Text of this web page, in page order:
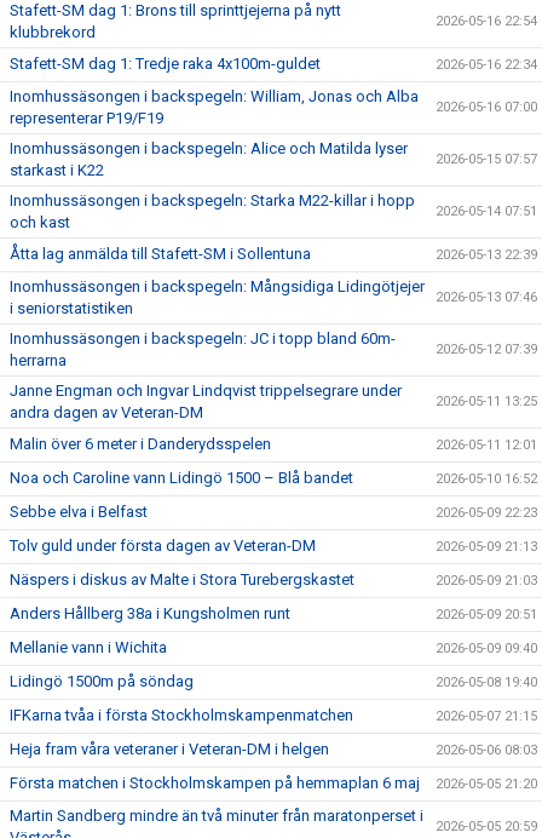
Stafett-SM dag 1: Brons till sprinttjejerna på nytt
klubbrekord
2026-05-16 22:54
Stafett-SM dag 1: Tredje raka 4x100m-guldet 2026-05-16 22:34
Inomhussäsongen i backspegeln: William, Jonas och Alba
representerar P19/F19
2026-05-16 07:00
Inomhussäsongen i backspegeln: Alice och Matilda lyser
starkast i K22
2026-05-15 07:57
Inomhussäsongen i backspegeln: Starka M22-killar i hopp
och kast
2026-05-14 07:51
Åtta lag anmälda till Stafett-SM i Sollentuna 2026-05-13 22:39
Inomhussäsongen i backspegeln: Mångsidiga Lidingötjejer
i seniorstatistiken
2026-05-13 07:46
Inomhussäsongen i backspegeln: JC i topp bland 60m-
herrarna
2026-05-12 07:39
Janne Engman och Ingvar Lindqvist trippelsegrare under
andra dagen av Veteran-DM
2026-05-11 13:25
Malin över 6 meter i Danderydsspelen 2026-05-11 12:01
Noa och Caroline vann Lidingö 1500 – Blå bandet 2026-05-10 16:52
Sebbe elva i Belfast 2026-05-09 22:23
Tolv guld under första dagen av Veteran-DM 2026-05-09 21:13
Näspers i diskus av Malte i Stora Turebergskastet 2026-05-09 21:03
Anders Hållberg 38a i Kungsholmen runt 2026-05-09 20:51
Mellanie vann i Wichita 2026-05-09 09:40
Lidingö 1500m på söndag 2026-05-08 19:40
IFKarna tvåa i första Stockholmskampenmatchen 2026-05-07 21:15
Heja fram våra veteraner i Veteran-DM i helgen 2026-05-06 08:03
Första matchen i Stockholmskampen på hemmaplan 6 maj 2026-05-05 21:20
Martin Sandberg mindre än två minuter från maratonperset i
2026-05-05 20:59